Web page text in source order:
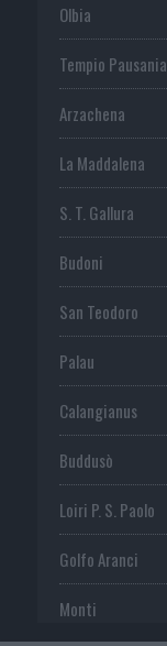
Olbia
Tempio Pausania
Arzachena
La Maddalena
S. T. Gallura
Budoni
San Teodoro
Palau
Calangianus
Buddusò
Loiri P. S. Paolo
Golfo Aranci
Monti